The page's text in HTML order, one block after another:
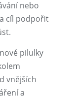
nebo
cíl podpořit
pilulky
vnějších
a